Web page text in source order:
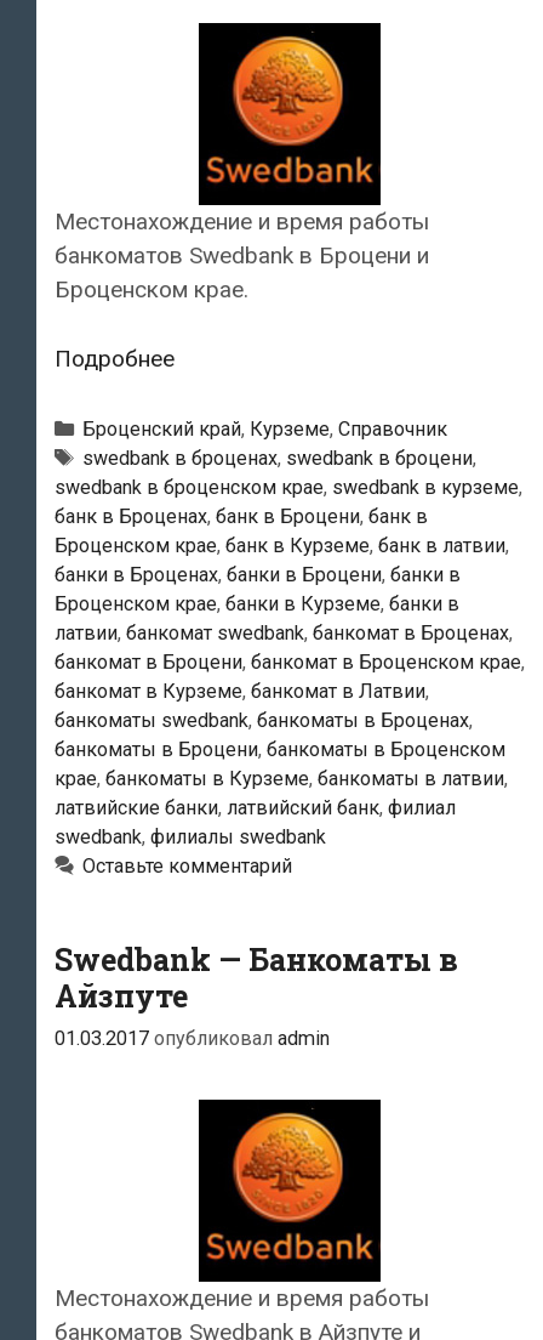
Местонахождение и время работы
банкоматов Swedbank в Броцени и
Броценском крае.
ПодробнееSwedbank
Банкоматы
в
Броцени
Рубрики
Броценский край, Курземе, Справочник
Тэги
swedbank в броценах, swedbank в броцени,
swedbank в броценском крае, swedbank в курземе,
банк в Броценах, банк в Броцени, банк в
Броценском крае, банк в Курземе, банк в латвии,
банки в Броценах, банки в Броцени, банки в
Броценском крае, банки в Курземе, банки в
латвии, банкомат swedbank, банкомат в Броценах,
банкомат в Броцени, банкомат в Броценском крае,
банкомат в Курземе, банкомат в Латвии,
банкоматы swedbank, банкоматы в Броценах,
банкоматы в Броцени, банкоматы в Броценском
крае, банкоматы в Курземе, банкоматы в латвии,
латвийские банки, латвийский банк, филиал
swedbank, филиалы swedbank
Оставьте комментарий
Swedbank — Банкоматы в
Айзпуте
01.03.2017 опубликовал admin
Местонахождение и время работы
банкоматов Swedbank в Айзпуте и